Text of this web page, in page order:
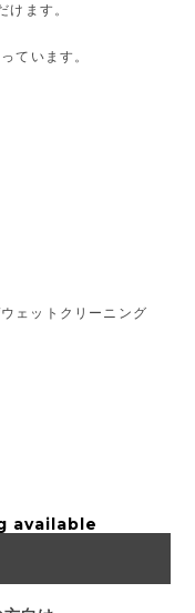
けます。
ています。
ェットクリーニング
available